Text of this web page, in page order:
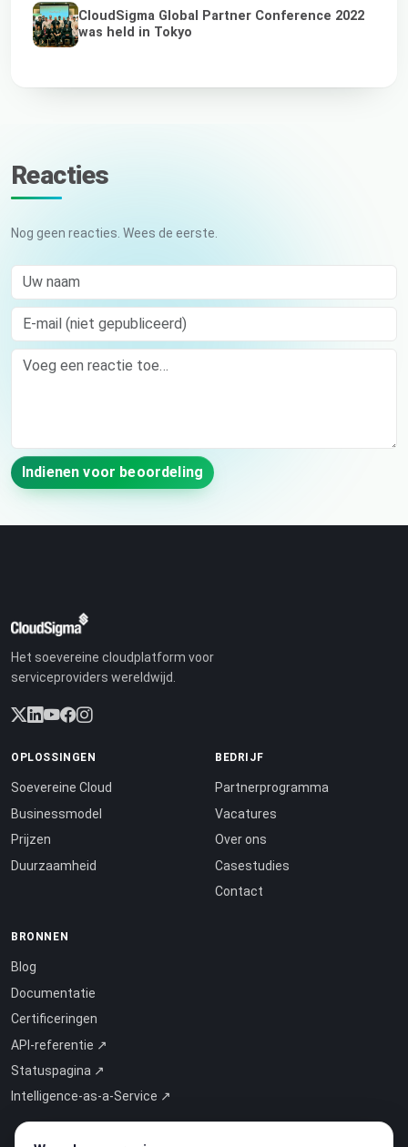
CloudSigma Global Partner Conference 2022
was held in Tokyo
Reacties
Nog geen reacties. Wees de eerste.
Uw naam
E-mail (niet gepubliceerd)
Comment
Indienen voor beoordeling
Het soevereine cloudplatform voor
serviceproviders wereldwijd.
OPLOSSINGEN
Soevereine Cloud
Businessmodel
Prijzen
Duurzaamheid
BEDRIJF
Partnerprogramma
Vacatures
Over ons
Casestudies
Contact
BRONNEN
Blog
Documentatie
Certificeringen
API-referentie ↗
Statuspagina ↗
Intelligence-as-a-Service ↗